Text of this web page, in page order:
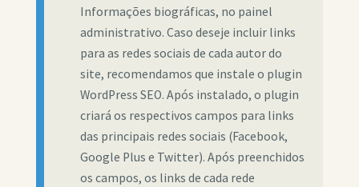
Informações biográficas, no painel
administrativo. Caso deseje incluir links
para as redes sociais de cada autor do
site, recomendamos que instale o plugin
WordPress SEO. Após instalado, o plugin
criará os respectivos campos para links
das principais redes sociais (Facebook,
Google Plus e Twitter). Após preenchidos
os campos, os links de cada rede